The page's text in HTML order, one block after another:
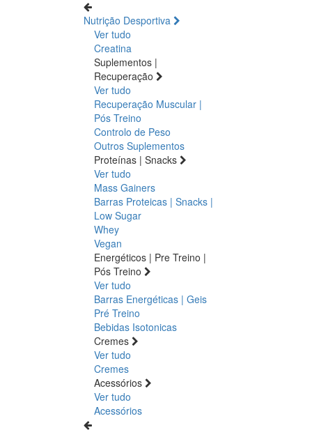
Nutrição Desportiva
Ver tudo
Creatina
Suplementos |
Recuperação
Ver tudo
Recuperação Muscular |
Pós Treino
Controlo de Peso
Outros Suplementos
Proteínas | Snacks
Ver tudo
Mass Gainers
Barras Proteicas | Snacks |
Low Sugar
Whey
Vegan
Energéticos | Pre Treino |
Pós Treino
Ver tudo
Barras Energéticas | Geis
Pré Treino
Bebidas Isotonicas
Cremes
Ver tudo
Cremes
Acessórios
Ver tudo
Acessórios